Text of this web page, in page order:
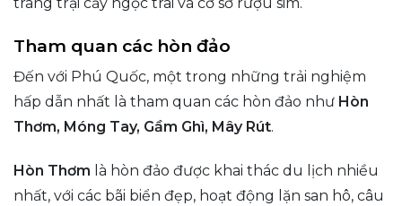
Tham quan các hòn đảo
Đến với Phú Quốc, một trong những trải nghiệm
hấp dẫn nhất là tham quan các hòn đảo như Hòn
Thơm, Móng Tay, Gầm Ghì, Mây Rút.
Hòn Thơm là hòn đảo được khai thác du lịch nhiều
nhất, với các bãi biển đẹp, hoạt động lặn san hô, câu